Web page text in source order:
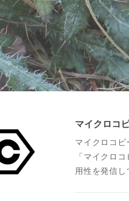
マイクロコ
マイクロコ
「マイクロ
用性を発信し